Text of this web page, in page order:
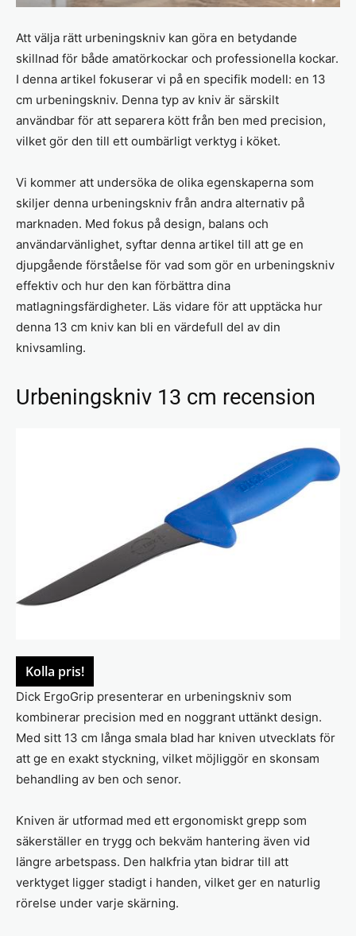
Att välja rätt urbeningskniv kan göra en betydande
skillnad för både amatörkockar och professionella kockar.
I denna artikel fokuserar vi på en specifik modell: en 13
cm urbeningskniv. Denna typ av kniv är särskilt
användbar för att separera kött från ben med precision,
vilket gör den till ett oumbärligt verktyg i köket.
Vi kommer att undersöka de olika egenskaperna som
skiljer denna urbeningskniv från andra alternativ på
marknaden. Med fokus på design, balans och
användarvänlighet, syftar denna artikel till att ge en
djupgående förståelse för vad som gör en urbeningskniv
effektiv och hur den kan förbättra dina
matlagningsfärdigheter. Läs vidare för att upptäcka hur
denna 13 cm kniv kan bli en värdefull del av din
knivsamling.
Urbeningskniv 13 cm recension
Kolla pris!
Dick ErgoGrip presenterar en urbeningskniv som
kombinerar precision med en noggrant uttänkt design.
Med sitt 13 cm långa smala blad har kniven utvecklats för
att ge en exakt styckning, vilket möjliggör en skonsam
behandling av ben och senor.
Kniven är utformad med ett ergonomiskt grepp som
säkerställer en trygg och bekväm hantering även vid
längre arbetspass. Den halkfria ytan bidrar till att
verktyget ligger stadigt i handen, vilket ger en naturlig
rörelse under varje skärning.